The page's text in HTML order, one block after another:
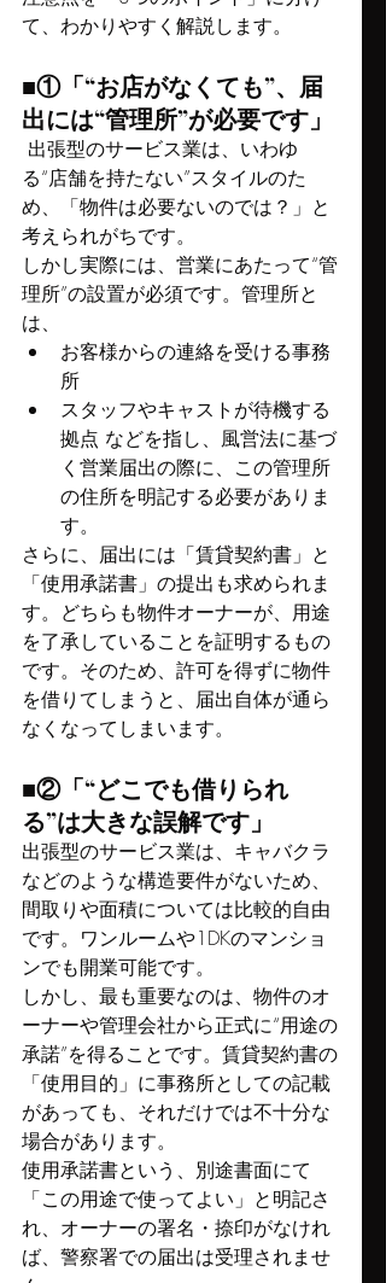
て、わかりやすく解説します。
■①「“お店がなくても”、届
出には“管理所”が必要です」
る“店舗を持たない”スタイルのた
め、「物件は必要ないのでは？」と
考えられがちです。
しかし実際には、営業にあたって“管
理所”の設置が必須です。管理所と
は、
お客様からの連絡を受ける事務
所
スタッフやキャストが待機する
拠点 などを指し、風営法に基づ
く営業届出の際に、この管理所
の住所を明記する必要がありま
す。
さらに、届出には「賃貸契約書」と
「使用承諾書」の提出も求められま
す。どちらも物件オーナーが、用途
を了承していることを証明するもの
です。そのため、許可を得ずに物件
を借りてしまうと、届出自体が通ら
なくなってしまいます。
■②「“どこでも借りられ
る”は大きな誤解です」
出張型のサービス業は、キャバクラ
などのような構造要件がないため、
間取りや面積については比較的自由
です。ワンルームや1DKのマンショ
ンでも開業可能です。
しかし、最も重要なのは、物件のオ
ーナーや管理会社から正式に“用途の
承諾”を得ることです。賃貸契約書の
「使用目的」に事務所としての記載
があっても、それだけでは不十分な
場合があります。
使用承諾書という、別途書面にて
「この用途で使ってよい」と明記さ
れ、オーナーの署名・捺印がなけれ
ば、警察署での届出は受理されませ